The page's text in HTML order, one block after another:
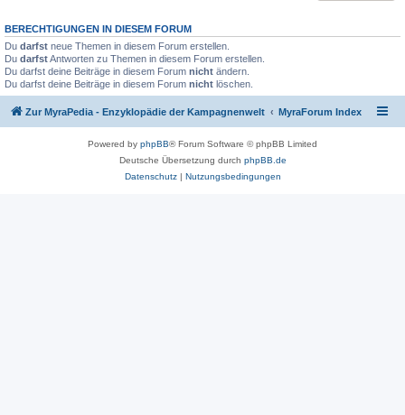
BERECHTIGUNGEN IN DIESEM FORUM
Du darfst neue Themen in diesem Forum erstellen.
Du darfstAntworten zu Themen in diesem Forum erstellen.
Du darfst deine Beiträge in diesem Forum nicht ändern.
Du darfst deine Beiträge in diesem Forum nicht löschen.
Zur MyraPedia - Enzyklopädie der Kampagnenwelt MyraForum Index
Powered by phpBB® Forum Software © phpBB Limited
Deutsche Übersetzung durch phpBB.de
Datenschutz| Nutzungsbedingungen